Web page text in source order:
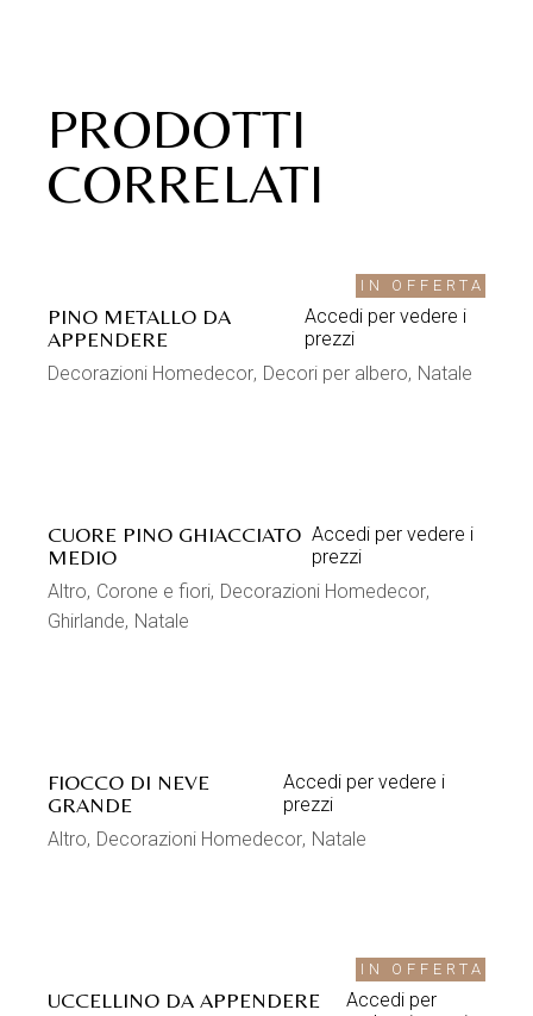
PRODOTTI
CORRELATI
IN OFFERTA
PINO METALLO DA
APPENDERE
Accedi per vedere i
prezzi
Decorazioni Homedecor Decori per albero Natale
CUORE PINO GHIACCIATO
MEDIO
Accedi per vedere i
prezzi
Altro Corone e fiori Decorazioni Homedecor
Ghirlande Natale
FIOCCO DI NEVE
GRANDE
Accedi per vedere i
prezzi
Altro Decorazioni Homedecor Natale
IN OFFERTA
UCCELLINO DA APPENDERE
Accedi per